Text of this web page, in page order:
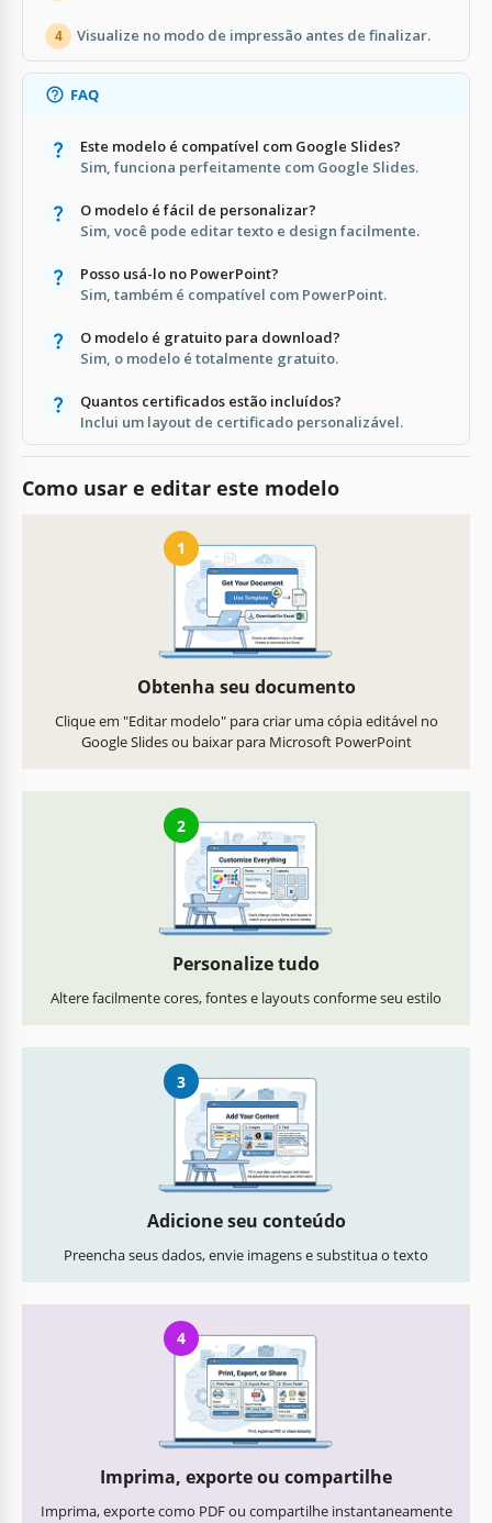
4 Visualize no modo de impressão antes de finalizar.
FAQ
Este modelo é compatível com Google Slides?
Sim, funciona perfeitamente com Google Slides.
O modelo é fácil de personalizar?
Sim, você pode editar texto e design facilmente.
Posso usá-lo no PowerPoint?
Sim, também é compatível com PowerPoint.
O modelo é gratuito para download?
Sim, o modelo é totalmente gratuito.
Quantos certificados estão incluídos?
Inclui um layout de certificado personalizável.
Como usar e editar este modelo
1
Obtenha seu documento
Clique em "Editar modelo" para criar uma cópia editável no
Google Slides ou baixar para Microsoft PowerPoint
2
Personalize tudo
Altere facilmente cores, fontes e layouts conforme seu estilo
3
Adicione seu conteúdo
Preencha seus dados, envie imagens e substitua o texto
4
Imprima, exporte ou compartilhe
Imprima, exporte como PDF ou compartilhe instantaneamente